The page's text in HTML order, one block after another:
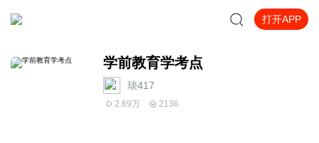
打开APP
学前教育学考点
琰417
2.69万 2136